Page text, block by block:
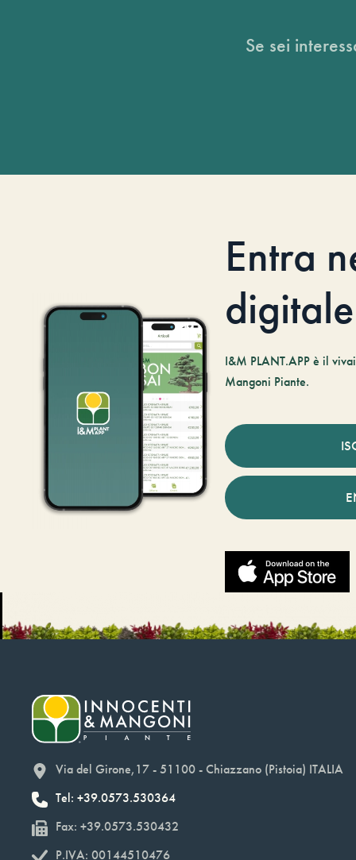
Se sei
Entra
digitale
I&M PLANT.APP è il
Mangoni Piante.
Via del Girone,17 - 51100 - Chiazzano (Pistoia) ITALIA
Tel: +39.0573.530364
Fax: +39.0573.530432
P.IVA: 00144510476